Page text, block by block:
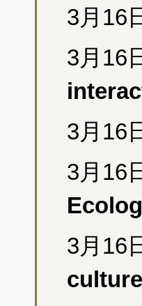
3月16
3月16
3月16
3月16
3月16
culture